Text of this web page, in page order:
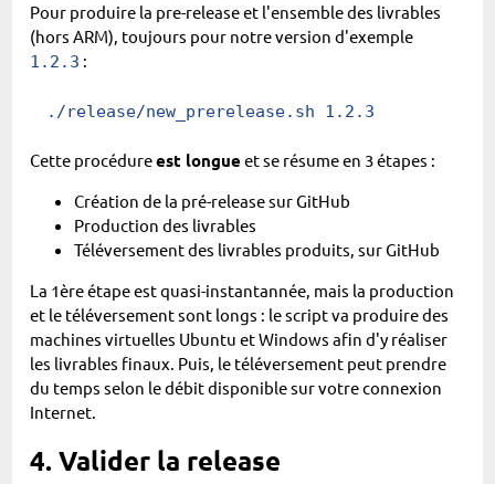
Pour produire la pre-release et l'ensemble des livrables
(hors ARM), toujours pour notre version d'exemple
1.2.3 :
./release/new_prerelease.sh 1.2.3
Cette procédureest longue et se résume en 3 étapes :
Création de la pré-release sur GitHub
Production des livrables
Téléversement des livrables produits, sur GitHub
La 1ère étape est quasi-instantannée, mais la production
et le téléversement sont longs : le script va produire des
machines virtuelles Ubuntu et Windows afin d'y réaliser
les livrables finaux. Puis, le téléversement peut prendre
du temps selon le débit disponible sur votre connexion
Internet.
4. Valider la release